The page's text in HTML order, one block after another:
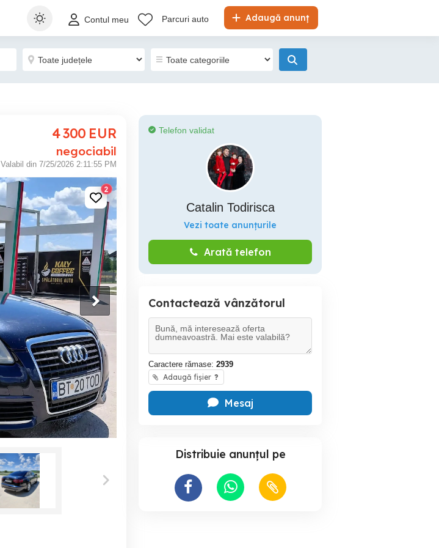
Adaugă anunț
Contul meu Parcuri auto
4 300 EUR
negociabil
Valabil din 7/25/2026 2:11:55 PM
2
Telefon validat
Catalin Todirisca
Vezi toate anunțurile
Arată telefon
Contactează vânzătorul
Caractere rămase: 2939
Adaugă fișier ?
Mesaj
Distribuie anunțul pe